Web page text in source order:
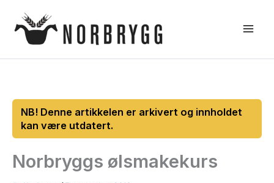
rett
Norbryggs ølsmakekurs